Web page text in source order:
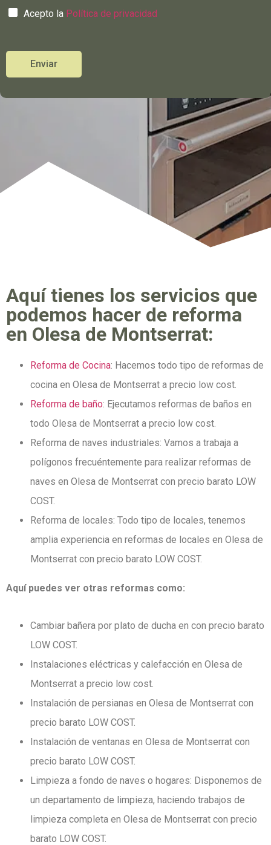
Acepto la Política de privacidad
Enviar
Aquí tienes los servicios que
podemos hacer de reforma
en Olesa de Montserrat:
Reforma de Cocina: Hacemos todo tipo de reformas de
cocina en Olesa de Montserrat a precio low cost.
Reforma de baño: Ejecutamos reformas de baños en
todo Olesa de Montserrat a precio low cost.
Reforma de naves industriales: Vamos a trabaja a
polígonos frecuéntemente para realizar reformas de
naves en Olesa de Montserrat con precio barato LOW
COST.
Reforma de locales: Todo tipo de locales, tenemos
amplia experiencia en reformas de locales en Olesa de
Montserrat con precio barato LOW COST.
Aquí puedes ver otras reformas como:
Cambiar bañera por plato de ducha en con precio barato
LOW COST.
Instalaciones eléctricas y calefacción en Olesa de
Montserrat a precio low cost.
Instalación de persianas en Olesa de Montserrat con
precio barato LOW COST.
Instalación de ventanas en Olesa de Montserrat con
precio barato LOW COST.
Limpieza a fondo de naves o hogares: Disponemos de
un departamento de limpieza, haciendo trabajos de
limpieza completa en Olesa de Montserrat con precio
barato LOW COST.